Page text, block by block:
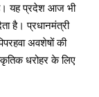
है। यह प्रदेश आज भी
है। प्रधानमंत्री
अवशेषों की
धरोहर के लिए